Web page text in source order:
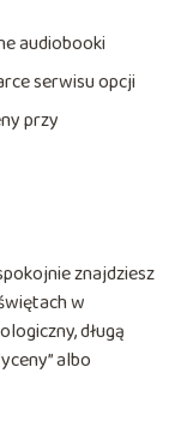
audiobooki
serwisu opcji
przy
znajdziesz
w
długą
albo